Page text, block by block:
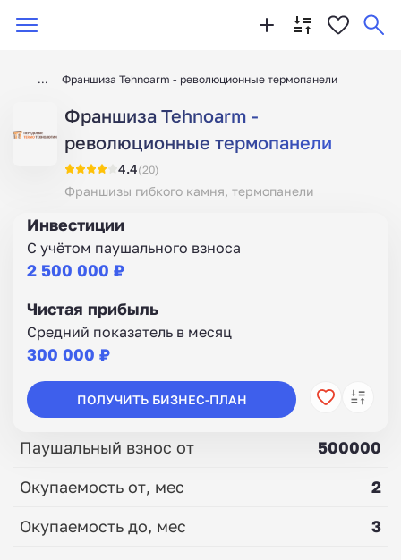
Франшиза Tehnoarm - революционные термопанели
Франшиза Tehnoarm -
революционные термопанели
4.4(20)
Франшизы гибкого камня, термопанели
Инвестиции
С учётом паушального взноса
2 500 000 ₽
Чистая прибыль
Средний показатель в месяц
300 000 ₽
ПОЛУЧИТЬ БИЗНЕС-ПЛАН
Паушальный взнос от
500000
Окупаемость от, мес
2
Окупаемость до, мес
3